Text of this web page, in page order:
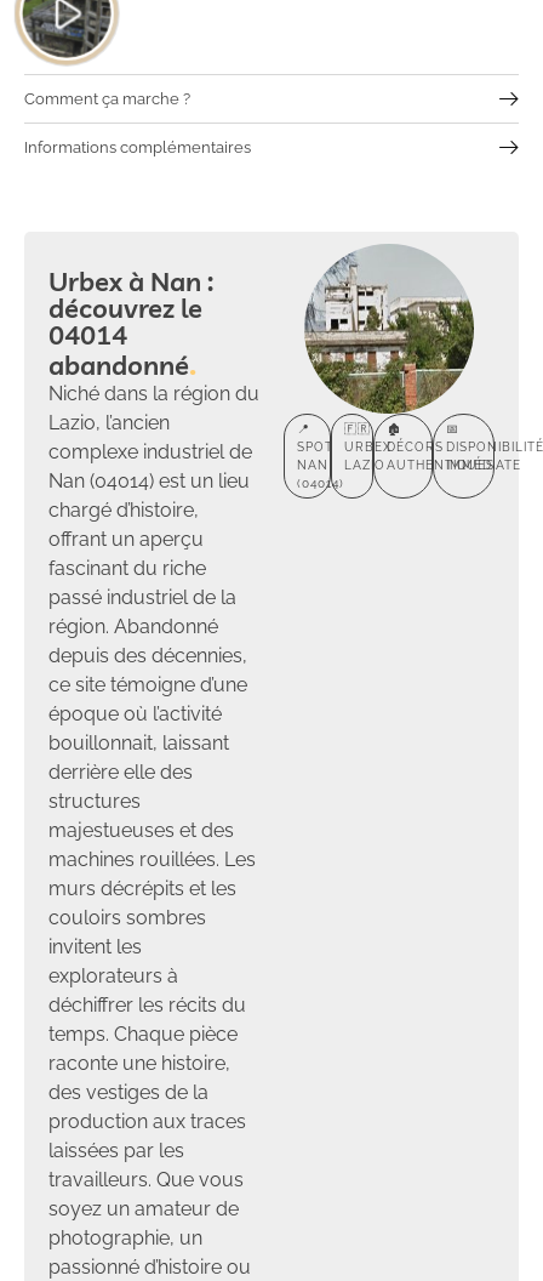
Comment ça marche ?
Informations complémentaires
Urbex à Nan :
découvrez le
04014
abandonné
Niché dans la région du
Lazio, l’ancien
complexe industriel de
Nan (04014) est un lieu
chargé d’histoire,
offrant un aperçu
fascinant du riche
passé industriel de la
région. Abandonné
depuis des décennies,
ce site témoigne d’une
époque où l’activité
bouillonnait, laissant
derrière elle des
structures
majestueuses et des
machines rouillées. Les
murs décrépits et les
couloirs sombres
invitent les
explorateurs à
déchiffrer les récits du
temps. Chaque pièce
raconte une histoire,
des vestiges de la
production aux traces
laissées par les
travailleurs. Que vous
soyez un amateur de
photographie, un
passionné d’histoire ou
📍
SPOT
NAN
(04014)
🇫🇷
URBEX
LAZIO
🏚️
DÉCORS
AUTHENTIQUES
📅
DISPONIBILITÉ
IMMÉDIATE